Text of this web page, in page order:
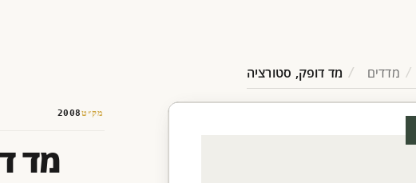
מדדים מד דופק, סטורציה
מק״ט2008
מד